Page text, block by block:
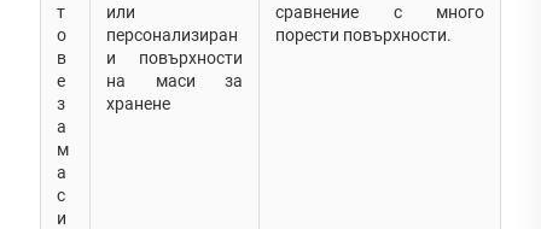
т
о
в
е
з
а
м
а
с
и
или
персонализиран
и повърхности
на маси за
хранене
сравнение с много
порести повърхности.